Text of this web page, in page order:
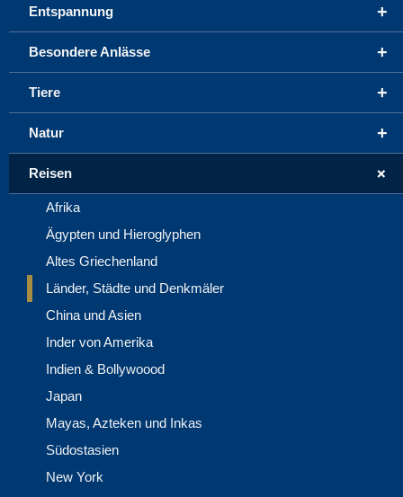
+
Entspannung
+
Besondere Anlässe
+
Tiere
+
Natur
+
Reisen
Afrika
Ägypten und Hieroglyphen
Altes Griechenland
Länder, Städte und Denkmäler
China und Asien
Inder von Amerika
Indien & Bollywoood
Japan
Mayas, Azteken und Inkas
Südostasien
New York